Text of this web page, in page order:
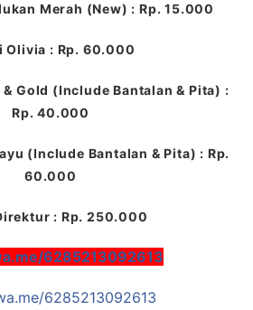
Merah (New) : Rp. 15.000
Olivia : Rp. 60.000
Gold (Include Bantalan & Pita) :
Rp. 40.000
(Include Bantalan & Pita) : Rp.
60.000
: Rp. 250.000
6285213092613
6285213092613